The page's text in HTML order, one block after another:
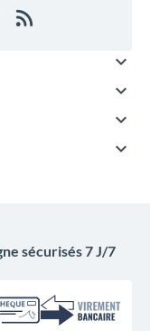




sécurisés 7 J/7